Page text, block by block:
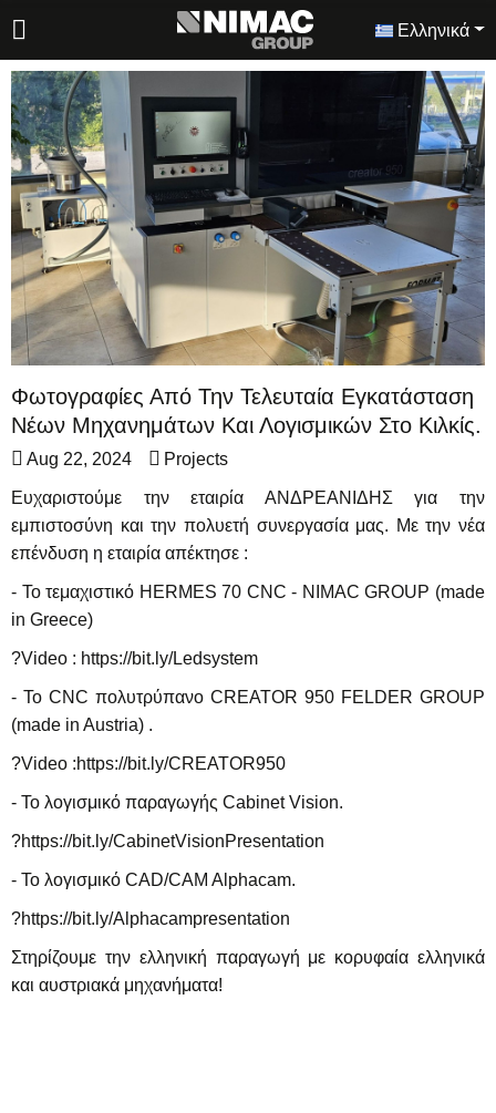
Ελληνικά
Φωτογραφίες Από Την Τελευταία Εγκατάσταση
Νέων Μηχανημάτων Και Λογισμικών Στο Κιλκίς.
Aug 22, 2024 Projects
Ευχαριστούμε την εταιρία ΑΝΔΡΕΑΝΙΔΗΣ για την
εμπιστοσύνη και την πολυετή συνεργασία μας. Με την νέα
επένδυση η εταιρία απέκτησε :
- Το τεμαχιστικό HERMES 70 CNC - NIMAC GROUP (made
in Greece)
?Video : https://bit.ly/Ledsystem
- Το CNC πολυτρύπανο CREATOR 950 FELDER GROUP
(made in Austria) .
?Video :https://bit.ly/CREATOR950
- Το λογισμικό παραγωγής Cabinet Vision.
?https://bit.ly/CabinetVisionPresentation
- To λογισμικό CAD/CAM Alphacam.
?https://bit.ly/Alphacampresentation
Στηρίζουμε την ελληνική παραγωγή με κορυφαία ελληνικά
και αυστριακά μηχανήματα!